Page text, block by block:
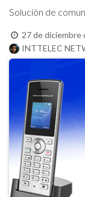
Solución de
27 de diciembre
INTTELEC